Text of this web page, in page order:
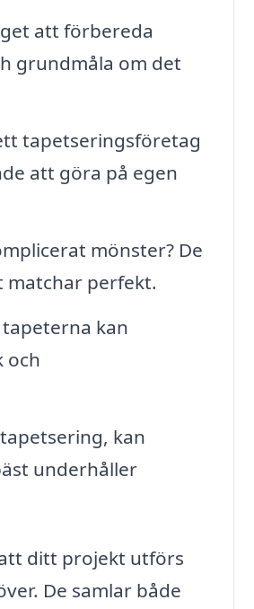
att förbereda
grundmåla om det
tapetseringsföretag
att göra på egen
mönster? De
matchar perfekt.
kan
och
kan
underhåller
ditt projekt utförs
De samlar både